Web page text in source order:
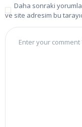
Daha sonraki
ve site adresim bu